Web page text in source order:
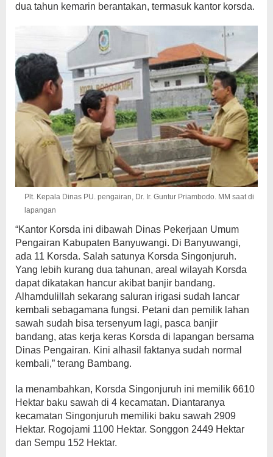
dua tahun kemarin berantakan, termasuk kantor korsda.
Plt. Kepala Dinas PU. pengairan, Dr. Ir. Guntur Priambodo. MM saat di
lapangan
“Kantor Korsda ini dibawah Dinas Pekerjaan Umum
Pengairan Kabupaten Banyuwangi. Di Banyuwangi,
ada 11 Korsda. Salah satunya Korsda Singonjuruh.
Yang lebih kurang dua tahunan, areal wilayah Korsda
dapat dikatakan hancur akibat banjir bandang.
Alhamdulillah sekarang saluran irigasi sudah lancar
kembali sebagamana fungsi. Petani dan pemilik lahan
sawah sudah bisa tersenyum lagi, pasca banjir
bandang, atas kerja keras Korsda di lapangan bersama
Dinas Pengairan. Kini alhasil faktanya sudah normal
kembali,” terang Bambang.
Ia menambahkan, Korsda Singonjuruh ini memilik 6610
Hektar baku sawah di 4 kecamatan. Diantaranya
kecamatan Singonjuruh memiliki baku sawah 2909
Hektar. Rogojami 1100 Hektar. Songgon 2449 Hektar
dan Sempu 152 Hektar.